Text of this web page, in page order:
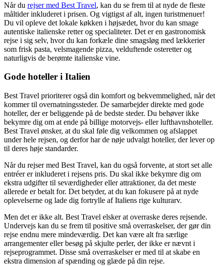
Når du rejser med Best Travel, kan du se frem til at nyde de fleste
måltider inkluderet i prisen. Og vigtigst af alt, ingen turistmenuer!
Du vil opleve det lokale køkken i højsædet, hvor du kan smage
autentiske italienske retter og specialiteter. Det er en gastronomisk
rejse i sig selv, hvor du kan forkæle dine smagsløg med lækkerier
som frisk pasta, velsmagende pizza, velduftende osteretter og
naturligvis de berømte italienske vine.
Gode hoteller i Italien
Best Travel prioriterer også din komfort og bekvemmelighed, når det
kommer til overnatningssteder. De samarbejder direkte med gode
hoteller, der er beliggende på de bedste steder. Du behøver ikke
bekymre dig om at ende på billige motorvejs- eller lufthavnshoteller.
Best Travel ønsker, at du skal føle dig velkommen og afslappet
under hele rejsen, og derfor har de nøje udvalgt hoteller, der lever op
til deres høje standarder.
Når du rejser med Best Travel, kan du også forvente, at stort set alle
entréer er inkluderet i rejsens pris. Du skal ikke bekymre dig om
ekstra udgifter til seværdigheder eller attraktioner, da det meste
allerede er betalt for. Det betyder, at du kan fokusere på at nyde
oplevelserne og lade dig fortrylle af Italiens rige kulturarv.
Men det er ikke alt. Best Travel elsker at overraske deres rejsende.
Undervejs kan du se frem til positive små overraskelser, der gør din
rejse endnu mere mindeværdig. Det kan være alt fra særlige
arrangementer eller besøg på skjulte perler, der ikke er nævnt i
rejseprogrammet. Disse små overraskelser er med til at skabe en
ekstra dimension af spænding og glæde på din rejse.